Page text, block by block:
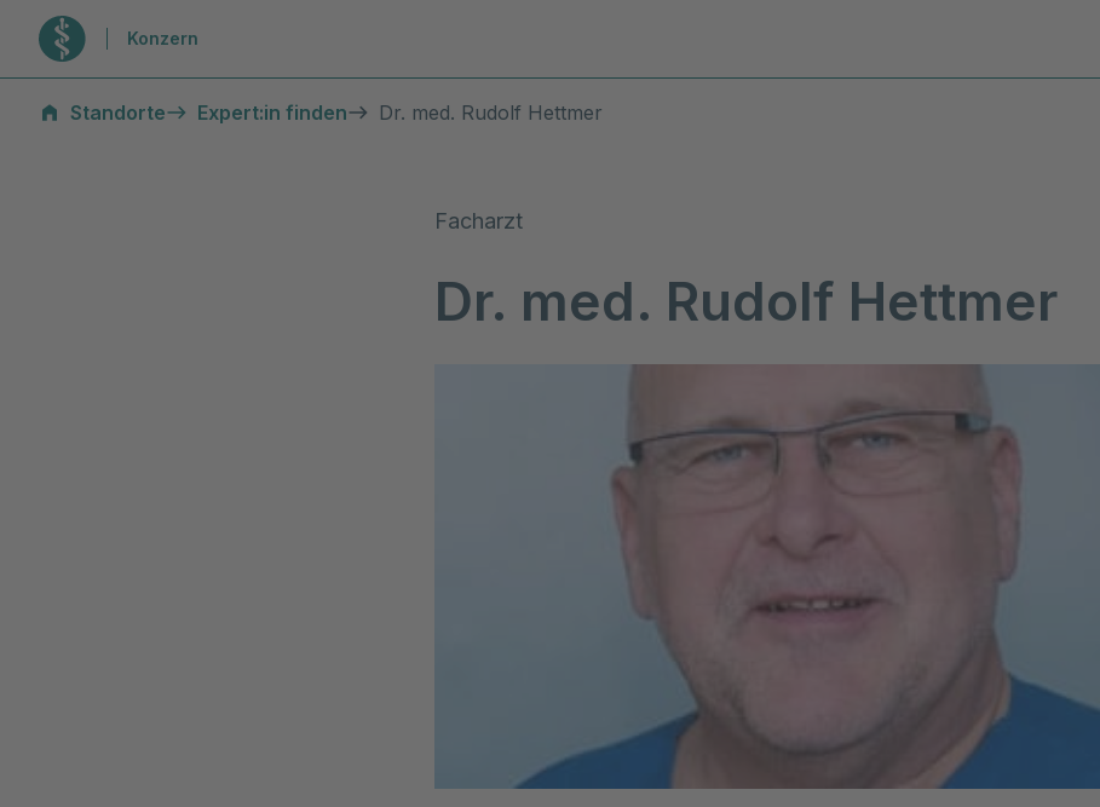
Zur Startseite
Konzern
Standorte
Expert:in finden Dr. med. Rudolf Hettmer
Facharzt
Dr. med. Rudolf Hettmer